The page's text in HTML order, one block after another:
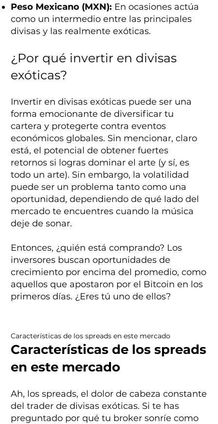
Características de los spreads en este mercado
Características de los spreads
en este mercado
Ah, los spreads, el dolor de cabeza constante
del trader de divisas exóticas. Si te has
preguntado por qué tu broker sonríe como
Peso Mexicano (MXN): En ocasiones actúa
como un intermedio entre las principales
divisas y las realmente exóticas.
¿Por qué invertir en divisas
exóticas?
Invertir en divisas exóticas puede ser una
forma emocionante de diversificar tu
cartera y protegerte contra eventos
económicos globales. Sin mencionar, claro
está, el potencial de obtener fuertes
retornos si logras dominar el arte (y sí, es
todo un arte). Sin embargo, la volatilidad
puede ser un problema tanto como una
oportunidad, dependiendo de qué lado del
mercado te encuentres cuando la música
deje de sonar.
Entonces, ¿quién está comprando? Los
inversores buscan oportunidades de
crecimiento por encima del promedio, como
aquellos que apostaron por el Bitcoin en los
primeros días. ¿Eres tú uno de ellos?